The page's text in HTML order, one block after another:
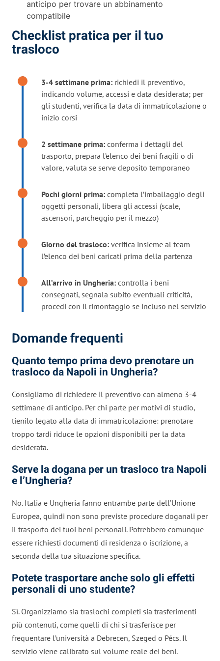
anticipo per trovare un abbinamento
compatibile
Checklist pratica per il tuo
trasloco
3-4 settimane prima: richiedi il preventivo,
indicando volume, accessi e data desiderata; per
gli studenti, verifica la data di immatricolazione o
inizio corsi
2 settimane prima: conferma i dettagli del
trasporto, prepara l’elenco dei beni fragili o di
valore, valuta se serve deposito temporaneo
Pochi giorni prima: completa l’imballaggio degli
oggetti personali, libera gli accessi (scale,
ascensori, parcheggio per il mezzo)
Giorno del trasloco: verifica insieme al team
l’elenco dei beni caricati prima della partenza
All’arrivo in Ungheria: controlla i beni
consegnati, segnala subito eventuali criticità,
procedi con il rimontaggio se incluso nel servizio
Domande frequenti
Quanto tempo prima devo prenotare un
trasloco da Napoli in Ungheria?
Consigliamo di richiedere il preventivo con almeno 3-4
settimane di anticipo. Per chi parte per motivi di studio,
tienilo legato alla data di immatricolazione: prenotare
troppo tardi riduce le opzioni disponibili per la data
desiderata.
Serve la dogana per un trasloco tra Napoli
e l’Ungheria?
No. Italia e Ungheria fanno entrambe parte dell’Unione
Europea, quindi non sono previste procedure doganali per
il trasporto dei tuoi beni personali. Potrebbero comunque
essere richiesti documenti di residenza o iscrizione, a
seconda della tua situazione specifica.
Potete trasportare anche solo gli effetti
personali di uno studente?
Sì. Organizziamo sia traslochi completi sia trasferimenti
più contenuti, come quelli di chi si trasferisce per
frequentare l’università a Debrecen, Szeged o Pécs. Il
servizio viene calibrato sul volume reale dei beni.